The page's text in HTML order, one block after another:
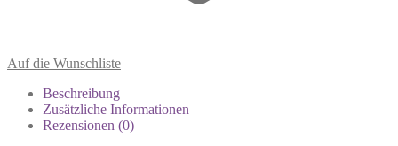
Auf die Wunschliste
Beschreibung
Zusätzliche Informationen
Rezensionen (0)